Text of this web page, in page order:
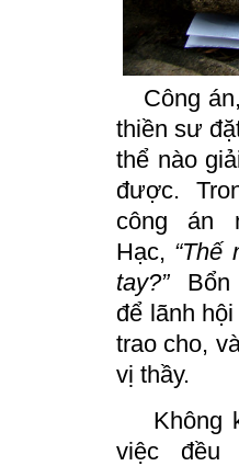
Công án,
thiền sư
thể nào
được.
công án
Hạc, “Thế
tay?”Bổn
để lãnh
trao cho,
vị thầy.
Không
việc đều